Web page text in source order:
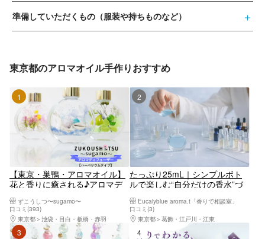
準備していただくもの（服装や持ちものなど）
東京都のアロマオイル手作りおすすめ
1位
【東京・巣鴨・アロマオイル】
花と香りに癒される♪アロマデ
ムタイプ、ブーケタイプの料金
は異なります
ずこうしつ〜sugamo〜
口コミ(393)
東京都
池袋・目白・板橋・赤羽
2位
たっぷり25mL｜シンプルボト
ルで楽しむ“自分だけの香水”づ
歓迎Eucalyblue aroma.t「香りで相談室」
口コミ(3)
東京都
葛飾・江戸川・江東
3位 4位